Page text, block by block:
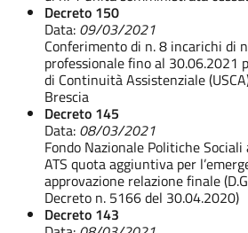
Decreto 150
Data: 09/03/2021
Conferimento di n. 8 incarichi di
professionale fino al 30.06.2021
di Continuità Assistenziale
Brescia
Decreto 145
Data: 08/03/2021
Fondo Nazionale Politiche
ATS quota aggiuntiva per
approvazione relazione finale
Decreto n. 5166 del 30.04.2020)
Decreto 143